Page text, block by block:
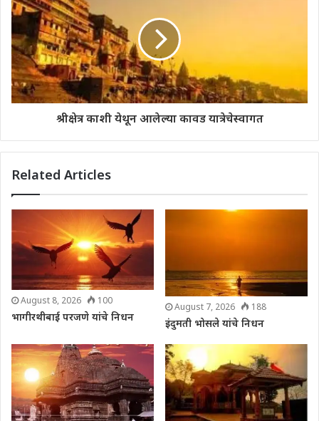
श्रीक्षेत्र काशी येथून आलेल्या कावड यात्रेचेस्वागत
Related Articles
August 8, 2026 100
भागीरथीबाई परजणे यांचे निधन
August 7, 2026 188
इंदुमती भोसले यांचे निधन